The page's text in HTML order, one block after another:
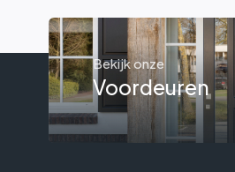
Bekijk onze
Voordeuren